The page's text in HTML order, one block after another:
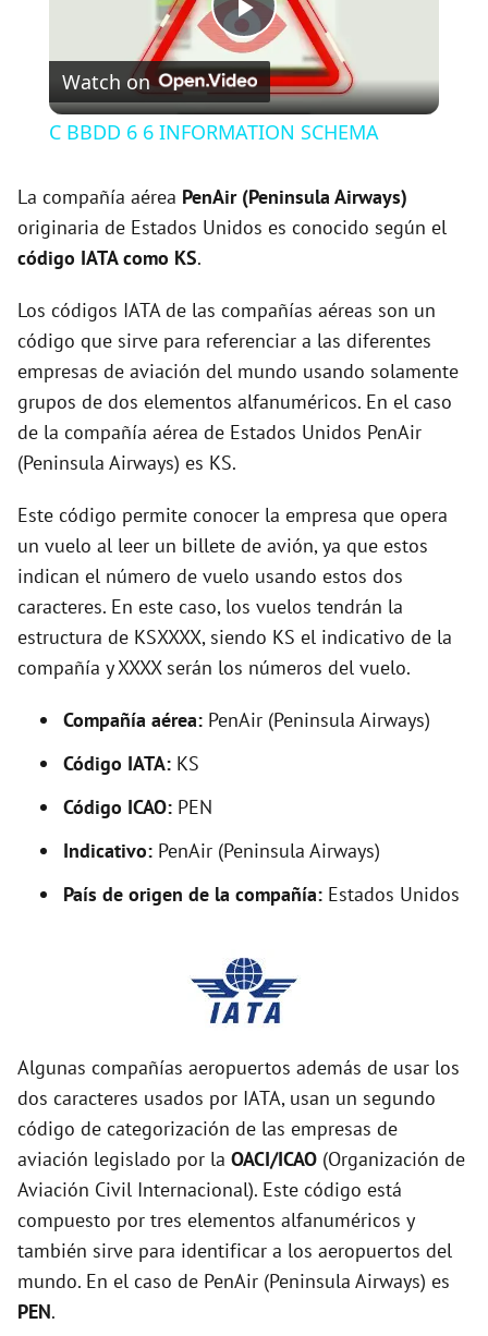
P
l
y
V
i
d
o
Watch on
C BBDD 6 6 INFORMATION SCHEMA
La compañía aérea PenAir (Peninsula Airways)
originaria de Estados Unidos es conocido según el
código IATA como KS.
Los códigos IATA de las compañías aéreas son un
código que sirve para referenciar a las diferentes
empresas de aviación del mundo usando solamente
grupos de dos elementos alfanuméricos. En el caso
de la compañía aérea de Estados Unidos PenAir
(Peninsula Airways) es KS.
Este código permite conocer la empresa que opera
un vuelo al leer un billete de avión, ya que estos
indican el número de vuelo usando estos dos
caracteres. En este caso, los vuelos tendrán la
estructura de KSXXXX, siendo KS el indicativo de la
compañía y XXXX serán los números del vuelo.
Compañía aérea: PenAir (Peninsula Airways)
Código IATA: KS
Código ICAO: PEN
Indicativo: PenAir (Peninsula Airways)
País de origen de la compañía: Estados Unidos
Algunas compañías aeropuertos además de usar los
dos caracteres usados por IATA, usan un segundo
código de categorización de las empresas de
aviación legislado por la OACI/ICAO (Organización de
Aviación Civil Internacional). Este código está
compuesto por tres elementos alfanuméricos y
también sirve para identificar a los aeropuertos del
mundo. En el caso de PenAir (Peninsula Airways) es
PEN.